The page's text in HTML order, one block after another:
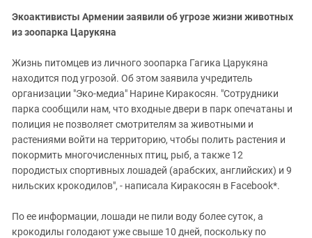
Экоактивисты Армении заявили об угрозе жизни животных
из зоопарка Царукяна
Жизнь питомцев из личного зоопарка Гагика Царукяна
находится под угрозой. Об этом заявила учредитель
организации "Эко-медиа" Нарине Киракосян. "Сотрудники
парка сообщили нам, что входные двери в парк опечатаны и
полиция не позволяет смотрителям за животными и
растениями войти на территорию, чтобы полить растения и
покормить многочисленных птиц, рыб, а также 12
породистых спортивных лошадей (арабских, английских) и 9
нильских крокодилов", - написала Киракосян в Facebook*.
По ее информации, лошади не пили воду более суток, а
крокодилы голодают уже свыше 10 дней, поскольку по